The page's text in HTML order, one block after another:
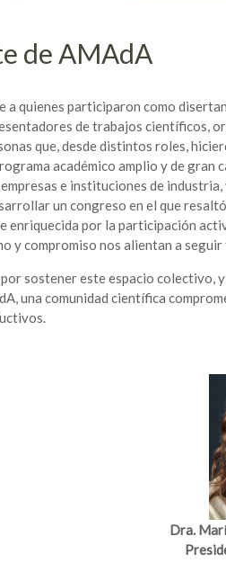
de AMAdA
a quienes participaron como
de trabajos científicos,
que, desde distintos roles,
académico amplio y de gran
e instituciones de industria,
un congreso en el que
enriquecida por la participación
y compromiso nos alientan a
sostener este espacio colectivo,
una comunidad científica
Dra.